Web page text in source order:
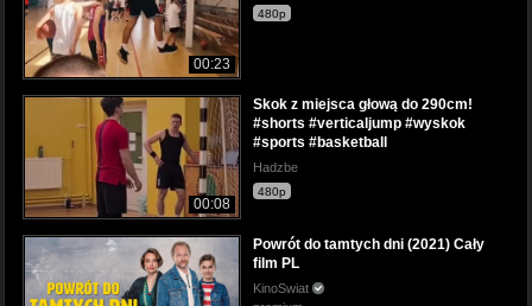
00:23
480p
00:08
Skok z miejsca głową do 290cm!
#shorts #verticaljump #wyskok
#sports #basketball
Hadzbe
480p
Powrót do tamtych dni (2021) Cały
film PL
KinoSwiat